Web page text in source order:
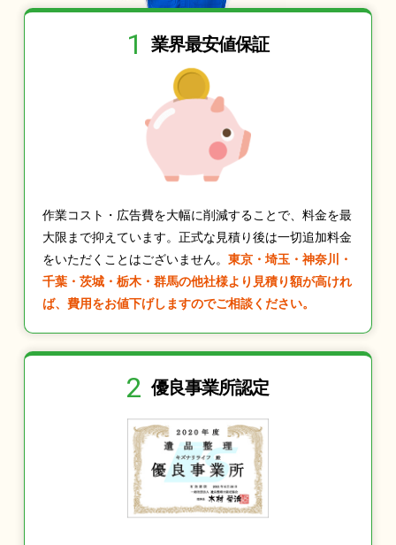
1 業界最安値保証
作業コスト・広告費を大幅に削減することで、料金を最
大限まで抑えています。正式な見積り後は一切追加料金
をいただくことはございません。 東京・埼玉・神奈川・
千葉・茨城・栃木・群馬の他社様より見積り額が高けれ
ば、費用をお値下げしますのでご相談ください。
2 優良事業所認定